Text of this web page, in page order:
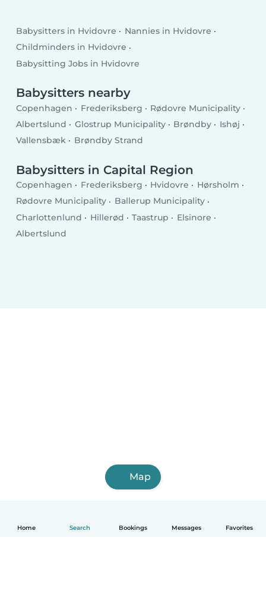
Home Search Bookings Messages Favorites
Babysitters in Hvidovre
Nannies in Hvidovre
Childminders in Hvidovre
Babysitting Jobs in Hvidovre
Babysitters nearby
Copenhagen Frederiksberg
Rødovre Municipality
Albertslund
Glostrup Municipality Brøndby
Ishøj
Vallensbæk
Brøndby Strand
Babysitters in Capital Region
Copenhagen Frederiksberg Hvidovre
Hørsholm
Rødovre Municipality
Ballerup Municipality
Charlottenlund
Hillerød Taastrup
Elsinore
Albertslund
Map